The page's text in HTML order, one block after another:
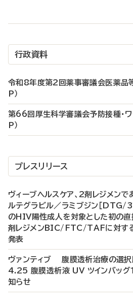
行政資料
令和8年度第2回薬事審議会医薬品
P）
第66回厚生科学審議会予防接種・ワ
P）
プレスリリース
ヴィーブヘルスケア、2剤レジメンで
ルテグラビル／ラミブジン［DTG/
のHIV陽性成人を対象とした初の直
剤レジメンBIC/FTC/TAFに対す
発表
ヴァンティブ 腹膜透析治療の選択
4.25 腹膜透析液 UV ツインバッグ
知らせ